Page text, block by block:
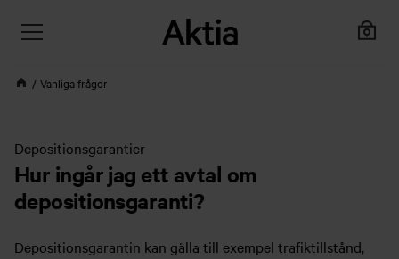
Vanliga frågor
Depositionsgarantier
Hur ingår jag ett avtal om
depositionsgaranti?
Depositionsgarantin kan gälla till exempel trafiktillstånd,